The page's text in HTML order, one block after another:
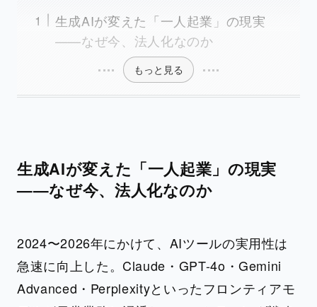
生成AIが変えた「一人起業」の現実
——なぜ今、法人化なのか
もっと見る
生成AIが変えた「一人起業」の現実
——なぜ今、法人化なのか
2024〜2026年にかけて、AIツールの実用性は
急速に向上した。Claude・GPT-4o・Gemini
Advanced・Perplexityといったフロンティアモ